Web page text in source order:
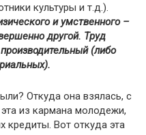
культуры и т.д.).
и умственного –
другой. Труд
(либо
Откуда она взялась, с
из кармана молодежи,
кредиты. Вот откуда эта